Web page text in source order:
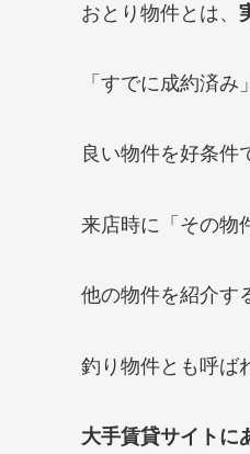
おとり物件とは、
「すでに成約済
良い物件を好条件
来店時に「その物
他の物件を紹介す
釣り物件とも呼ば
大手賃貸サイトに